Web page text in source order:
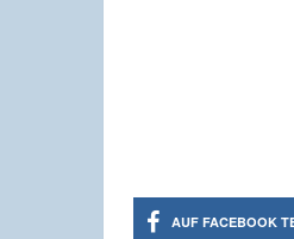
AUF FACEBOOK